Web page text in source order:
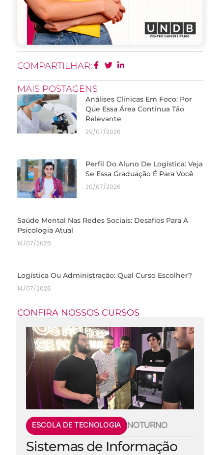
COMPARTILHAR:
MAIS POSTAGENS
Análises Clínicas Em Foco: Por
Que Essa Área Continua Tão
Relevante
29/07/2026
Perfil Do Aluno De Logística: Veja
Se Essa Graduação É Para Você
20/07/2026
Saúde Mental Nas Redes Sociais: Desafios Para A
Psicologia Atual
14/07/2026
Logística Ou Administração: Qual Curso Escolher?
14/07/2026
CONFIRA NOSSOS CURSOS
ESCOLA DE TECNOLOGIA NOTURNO
Sistemas de Informação